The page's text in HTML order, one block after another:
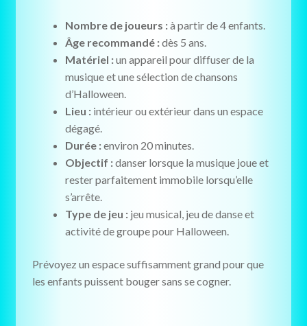
Nombre de joueurs :à partir de 4 enfants.
Âge recommandé :dès 5 ans.
Matériel :un appareil pour diffuser de la
musique et une sélection de chansons
d’Halloween.
Lieu :intérieur ou extérieur dans un espace
dégagé.
Durée :environ 20 minutes.
Objectif :danser lorsque la musique joue et
rester parfaitement immobile lorsqu’elle
s’arrête.
Type de jeu :jeu musical, jeu de danse et
activité de groupe pour Halloween.
Prévoyez un espace suffisamment grand pour que
les enfants puissent bouger sans se cogner.